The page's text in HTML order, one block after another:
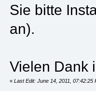
Sie bitte
an).
Vielen Dank
« Last Edit: June 14, 2011,